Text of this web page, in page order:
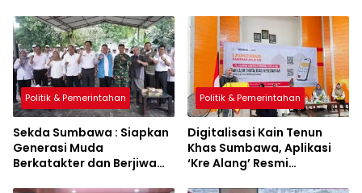
Politik & Pemerintahan
Sekda Sumbawa : Siapkan
Generasi Muda
Berkatakter dan Berjiwa
Politik & Pemerintahan
Digitalisasi Kain Tenun
Khas Sumbawa, Aplikasi
‘Kre Alang’ Resmi